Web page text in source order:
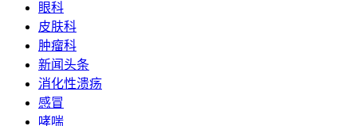
眼科
皮肤科
肿瘤科
新闻头条
消化性溃疡
感冒
哮喘